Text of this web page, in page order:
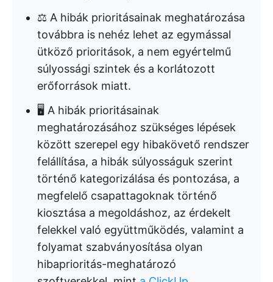
⚖️ A hibák prioritásainak meghatározása
továbbra is nehéz lehet az egymással
ütköző prioritások, a nem egyértelmű
súlyossági szintek és a korlátozott
erőforrások miatt.
🖥️ A hibák prioritásainak
meghatározásához szükséges lépések
között szerepel egy hibakövető rendszer
felállítása, a hibák súlyosságuk szerint
történő kategorizálása és pontozása, a
megfelelő csapattagoknak történő
kiosztása a megoldáshoz, az érdekelt
felekkel való együttműködés, valamint a
folyamat szabványosítása olyan
hibaprioritás-meghatározó